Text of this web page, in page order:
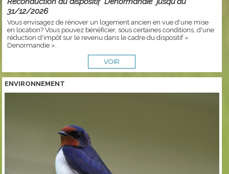
31/12/2026
Vous envisagez de rénover un logement ancien en vue d'une mise
en location? Vous pouvez bénéficier, sous certaines conditions, d'une
réduction d'impôt sur le revenu dans le cadre du dispositif «
Denormandie ».
VOIR
ENVIRONNEMENT